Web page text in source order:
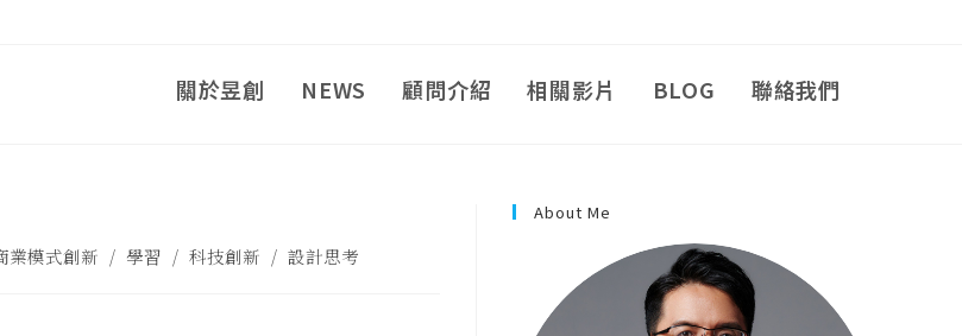
關於昱創 NEWS 顧問介紹 相關影片 BLOG 聯絡我們
業模式創新 / 學習 / 科技創新 / 設計思考
About Me